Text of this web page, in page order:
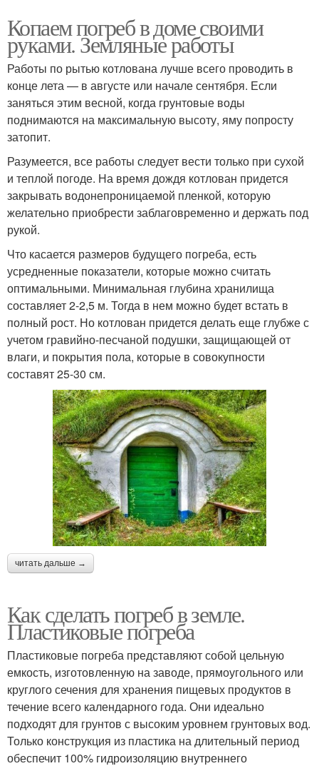
Копаем погреб в доме своими
руками. Земляные работы
Работы по рытью котлована лучше всего проводить в
конце лета — в августе или начале сентября. Если
заняться этим весной, когда грунтовые воды
поднимаются на максимальную высоту, яму попросту
затопит.
Разумеется, все работы следует вести только при сухой
и теплой погоде. На время дождя котлован придется
закрывать водонепроницаемой пленкой, которую
желательно приобрести заблаговременно и держать под
рукой.
Что касается размеров будущего погреба, есть
усредненные показатели, которые можно считать
оптимальными. Минимальная глубина хранилища
составляет 2-2,5 м. Тогда в нем можно будет встать в
полный рост. Но котлован придется делать еще глубже с
учетом гравийно-песчаной подушки, защищающей от
влаги, и покрытия пола, которые в совокупности
составят 25-30 см.
читать дальше →
Как сделать погреб в земле.
Пластиковые погреба
Пластиковые погреба представляют собой цельную
емкость, изготовленную на заводе, прямоугольного или
круглого сечения для хранения пищевых продуктов в
течение всего календарного года. Они идеально
подходят для грунтов с высоким уровнем грунтовых вод.
Только конструкция из пластика на длительный период
обеспечит 100% гидроизоляцию внутреннего